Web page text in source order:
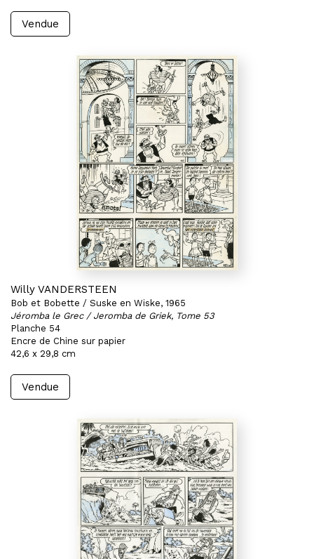
Vendue
Willy VANDERSTEEN
Bob et Bobette / Suske en Wiske, 1965
Jéromba le Grec / Jeromba de Griek, Tome 53
Planche 54
Encre de Chine sur papier
42,6 x 29,8 cm
Vendue